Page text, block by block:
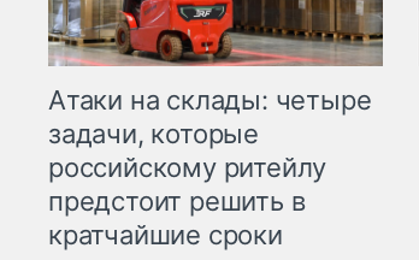
Атаки на склады: четыре
задачи, которые
российскому ритейлу
предстоит решить в
кратчайшие сроки